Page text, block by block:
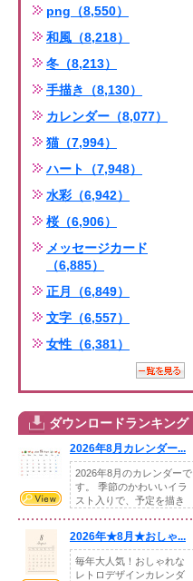
png（8,550）
和風（8,218）
冬（8,213）
手描き（8,130）
カレンダー（8,077）
猫（7,994）
ハート（7,948）
水彩（6,942）
桜（6,906）
メッセージカード
（6,885）
正月（6,849）
文字（6,557）
女性（6,381）
ダウンロードランキング
2026年8月カレンダー...
2026年8月のカレンダーで
す。 季節のかわいいイラ
スト入りで、予定を描き
2026年★8月★おしゃ...
毎年大人気！おしゃれな
レトロデザインカレンダ